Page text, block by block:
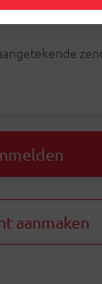
aanmaken